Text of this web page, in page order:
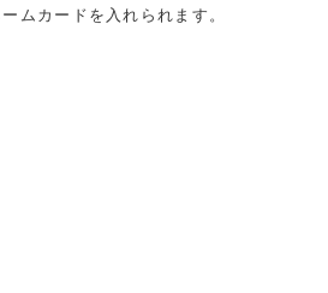
ムカードを入れられます。